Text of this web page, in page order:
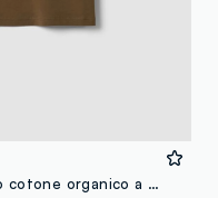
T-shirt verde in puro cotone organico a girocollo regular fit